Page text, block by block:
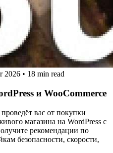
2026 • 18 min read
и WooCommerce
вас от покупки
магазина на WordPress с
рекомендации по
безопасности, скорости,